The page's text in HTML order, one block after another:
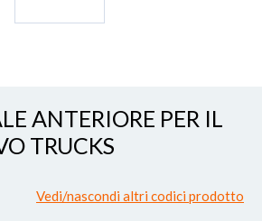
ANTERIORE PER IL
TRUCKS
Vedi/nascondi altri codici prodotto